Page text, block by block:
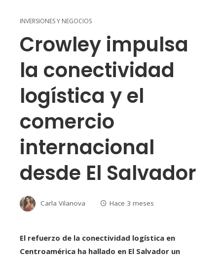
INVERSIONES Y NEGOCIOS
Crowley impulsa
la conectividad
logística y el
comercio
internacional
desde El Salvador
Carla Vilanova Hace 3 meses
El refuerzo de la conectividad logística en
Centroamérica ha hallado en El Salvador un